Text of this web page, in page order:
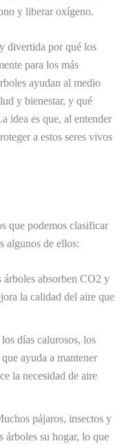
y liberar oxígeno.
divertida por qué los
para los más
ayudan al medio
y bienestar, y qué
idea es que, al entender
a estos seres vivos
que podemos clasificar
algunos de ellos:
árboles absorben CO2 y
la calidad del aire que
días calurosos, los
ayuda a mantener
la necesidad de aire
pájaros, insectos y
árboles su hogar, lo que